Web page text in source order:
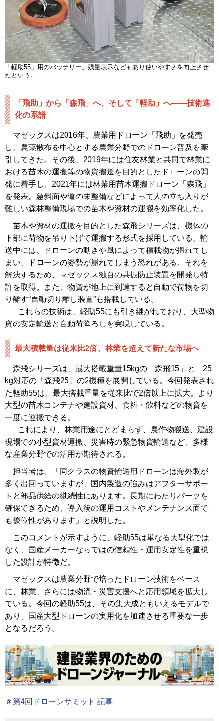
「軽助55」用のバッテリー。残量表示などもあり使いやすさを向上させ
たという。
「飛助」から「森飛」へ、そして「軽助」へ――技術進
化の系譜
マゼックスは2016年、農業用ドローン「飛助」を発売
し、農薬散布を中心とする農業分野でのドローン普及を牽
引してきた。その後、2019年には住友林業と共同で林業に
おける苗木の運搬等の物資搬送を目的としたドローンの開
発に着手し、2021年には林業用苗木運搬ドローン「森飛」
を発表。急斜面や道の未整備などによって人の立ち入りが
難しい森林整備現場での苗木や資材の運搬を効率化した。
苗木や資材の運搬を目的とした森飛シリーズは、機体の
下部に荷物を吊り下げて運搬する形式を採用している。輸
送中には、ドローンの動きや風によって積載物が揺れてし
まい、ドローンの姿勢が崩れてしまう恐れがある。それを
解決するため、マゼックス独自の共振防止装置を開発し特
許を取得。また、物資が地上に到達すると自動で荷物を切
り離す“自動切り離し装置”も搭載している。
これらの技術は、軽助55にも引き継がれており、大型物
資の安定輸送と自動荷降ろしを実現している。
最大積載量は従来比2倍、林業を超えて新たな市場へ
森飛シリーズは、最大搭載重量15kgの「森飛15」と、25
kg対応の「森飛25」の2機種を展開している。今回発表され
た軽助55は、最大搭載重量を従来比で2倍以上に拡大。より
大型の苗木コンテナや建設資材、食料・飲料などの物資を
一度に運搬できる。
これにより、林業用途にとどまらず、農作物搬送、建設
現場での小型資材運搬、災害時の緊急物資輸送など、多様
な産業分野での活用が期待される。
担当者は、「同クラスの物資輸送用ドローンは海外製が
多く出回っていますが、国内製造の強みはアフターサポー
トと部品供給の継続性にあります。長期にわたりパーツを
確保できるため、導入後の運用コストやメンテナンス面で
も優位性があります」と説明した。
このコメントが示すように、軽助55は単なる大型化では
なく、国産メーカーならではの信頼性・運用安定性を重視
した設計が特徴だ。
マゼックスは農業分野で培ったドローン技術をベース
に、林業、さらには物流・災害支援へと応用領域を拡大し
ている。今回の軽助55は、その集大成ともいえるモデルで
あり、国産大型ドローンの実用化を加速させる重要な一歩
となるだろう。
＃第4回ドローンサミット 記事